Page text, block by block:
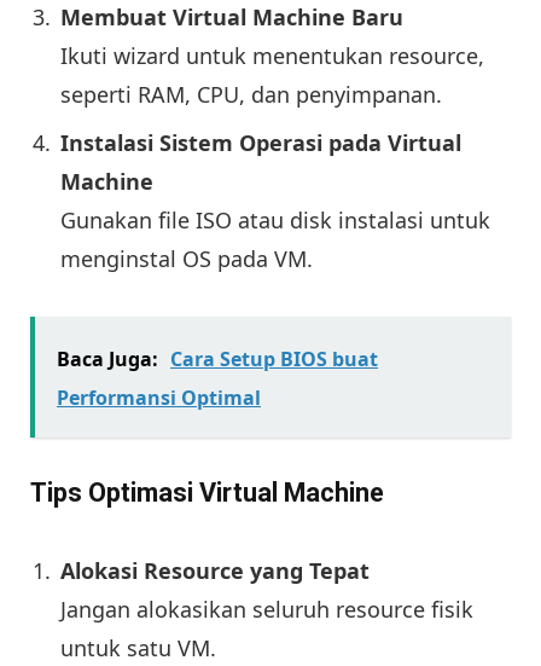
Membuat Virtual Machine Baru
Ikuti wizard untuk menentukan resource,
seperti RAM, CPU, dan penyimpanan.
Instalasi Sistem Operasi pada Virtual
Machine
Gunakan file ISO atau disk instalasi untuk
menginstal OS pada VM.
Baca Juga: Cara Setup BIOS buat
Performansi Optimal
Tips Optimasi Virtual Machine
Alokasi Resource yang Tepat
Jangan alokasikan seluruh resource fisik
untuk satu VM.